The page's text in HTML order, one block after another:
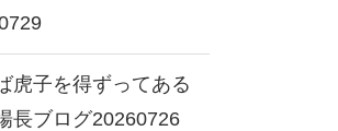
虎子を得ずってある
ブログ20260726